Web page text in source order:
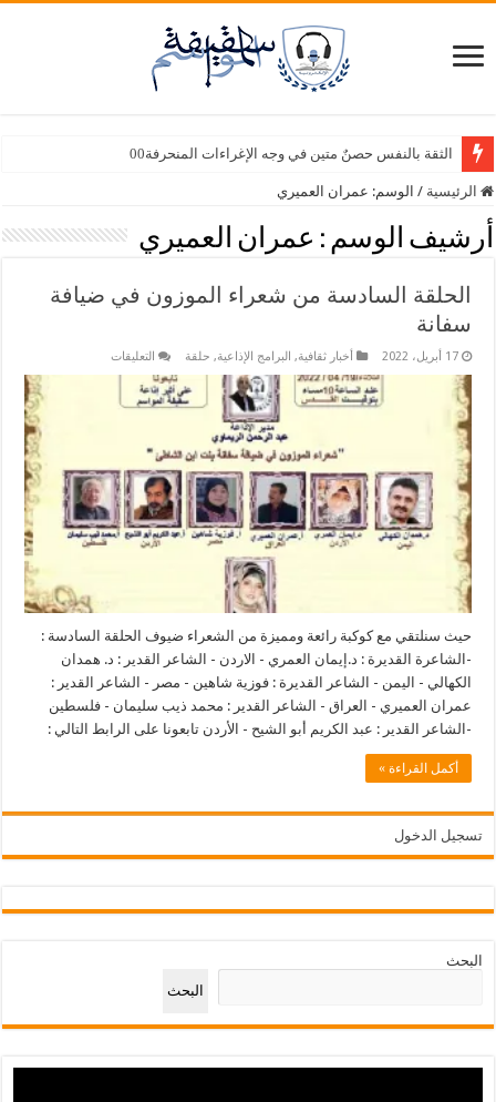
الثقة بالنفس حصنٌ متين في وجه الإغراءات المنحرفة00
الرئيسية / الوسم: عمران العميري
أرشيف الوسم : عمران العميري
الحلقة السادسة من شعراء الموزون في ضيافة
سفانة
17 أبريل، 2022 أخبار ثقافية, البرامج الإذاعية, حلقة التعليقات
سفانة
مغلقة
حيث سنلتقي مع كوكبة رائعة ومميزة من الشعراء ضيوف الحلقة السادسة :
-الشاعرة القديرة : د.إيمان العمري - الاردن - الشاعر القدير : د. همدان
الكهالي - اليمن - الشاعر القديرة : فوزية شاهين - مصر - الشاعر القدير :
عمران العميري - العراق - الشاعر القدير : محمد ذيب سليمان - فلسطين
-الشاعر القدير : عبد الكريم أبو الشيح - الأردن تابعونا على الرابط التالي :
أكمل القراءة »
تسجيل الدخول
البحث
البحث